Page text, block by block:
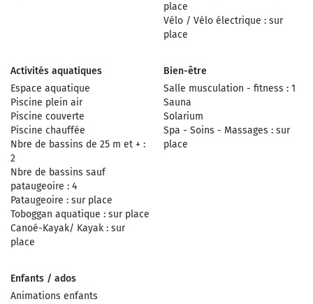
place
Vélo / Vélo électrique : sur
place
Activités aquatiques
Espace aquatique
Piscine plein air
Piscine couverte
Piscine chauffée
Nbre de bassins de 25 m et + :
2
Nbre de bassins sauf
pataugeoire : 4
Pataugeoire : sur place
Toboggan aquatique : sur place
Canoé-Kayak/ Kayak : sur
place
Bien-être
Salle musculation - fitness : 1
Sauna
Solarium
Spa - Soins - Massages : sur
place
Enfants / ados
Animations enfants